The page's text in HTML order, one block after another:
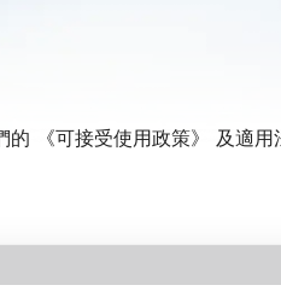
的 《可接受使用政策》 及適用